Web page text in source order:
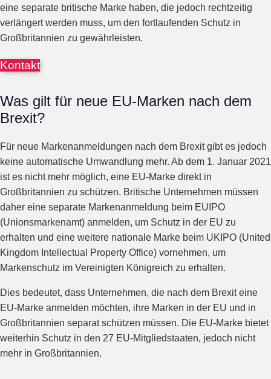
eine separate britische Marke haben, die jedoch rechtzeitig
verlängert werden muss, um den fortlaufenden Schutz in
Großbritannien zu gewährleisten.
Kontakt
Was gilt für neue EU-Marken nach dem
Brexit?
Für neue Markenanmeldungen nach dem Brexit gibt es jedoch
keine automatische Umwandlung mehr. Ab dem 1. Januar 2021
ist es nicht mehr möglich, eine EU-Marke direkt in
Großbritannien zu schützen. Britische Unternehmen müssen
daher eine separate Markenanmeldung beim EUIPO
(Unionsmarkenamt) anmelden, um Schutz in der EU zu
erhalten und eine weitere nationale Marke beim UKIPO (United
Kingdom Intellectual Property Office) vornehmen, um
Markenschutz im Vereinigten Königreich zu erhalten.
Dies bedeutet, dass Unternehmen, die nach dem Brexit eine
EU-Marke anmelden möchten, ihre Marken in der EU und in
Großbritannien separat schützen müssen. Die EU-Marke bietet
weiterhin Schutz in den 27 EU-Mitgliedstaaten, jedoch nicht
mehr in Großbritannien.